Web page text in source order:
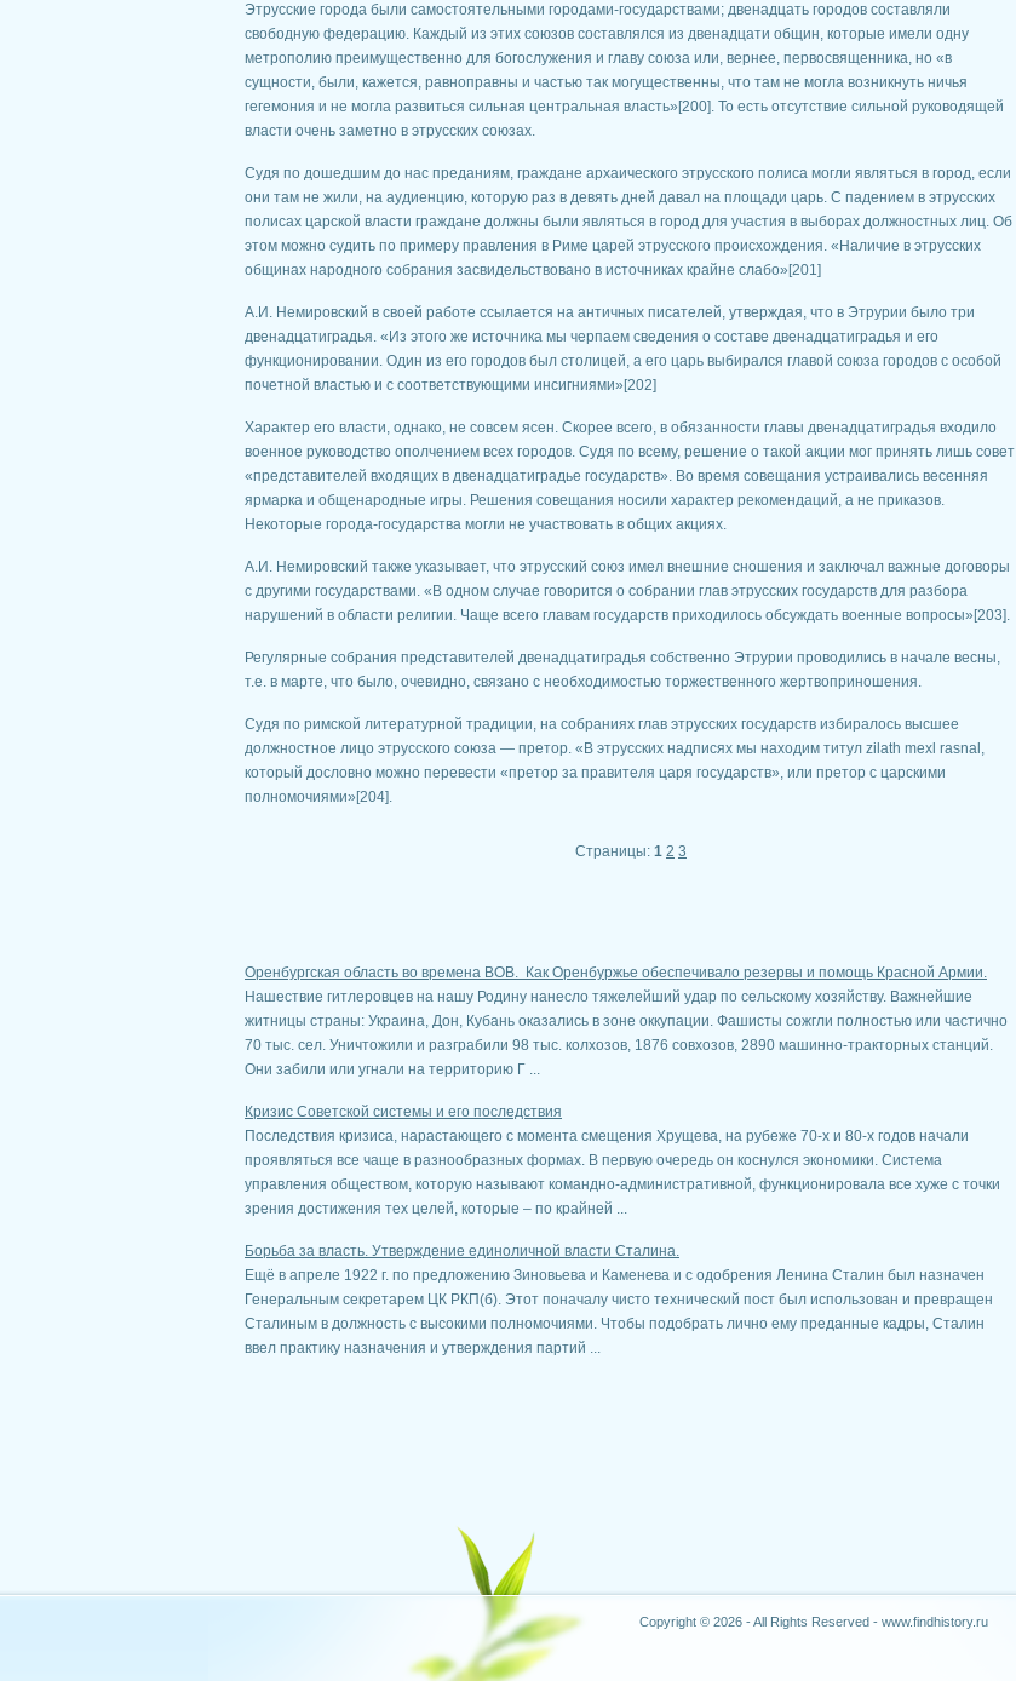
Этрусские города были самостоятельными городами-государствами; двенадцать городов составляли
свободную федерацию. Каждый из этих союзов составлялся из двенадцати общин, которые имели одну
метрополию преимущественно для богослужения и главу союза или, вернее, первосвященника, но «в
сущности, были, кажется, равноправны и частью так могущественны, что там не могла возникнуть ничья
гегемония и не могла развиться сильная центральная власть»[200]. То есть отсутствие сильной руководящей
власти очень заметно в этрусских союзах.
Судя по дошедшим до нас преданиям, граждане архаического этрусского полиса могли являться в город, если
они там не жили, на аудиенцию, которую раз в девять дней давал на площади царь. С падением в этрусских
полисах царской власти граждане должны были являться в город для участия в выборах должностных лиц. Об
этом можно судить по примеру правления в Риме царей этрусского происхождения. «Наличие в этрусских
общинах народного собрания засвидельствовано в источниках крайне слабо»[201]
А.И. Немировский в своей работе ссылается на античных писателей, утверждая, что в Этрурии было три
двенадцатиградья. «Из этого же источника мы черпаем сведения о составе двенадцатиградья и его
функционировании. Один из его городов был столицей, а его царь выбирался главой союза городов с особой
почетной властью и с соответствующими инсигниями»[202]
Характер его власти, однако, не совсем ясен. Скорее всего, в обязанности главы двенадцатиградья входило
военное руководство ополчением всех городов. Судя по всему, решение о такой акции мог принять лишь совет
«представителей входящих в двенадцатиградье государств». Во время совещания устраивались весенняя
ярмарка и общенародные игры. Решения совещания носили характер рекомендаций, а не приказов.
Некоторые города-государства могли не участвовать в общих акциях.
А.И. Немировский также указывает, что этрусский союз имел внешние сношения и заключал важные договоры
с другими государствами. «В одном случае говорится о собрании глав этрусских государств для разбора
нарушений в области религии. Чаще всего главам государств приходилось обсуждать военные вопросы»[203].
Регулярные собрания представителей двенадцатиградья собственно Этрурии проводились в начале весны,
т.е. в марте, что было, очевидно, связано с необходимостью торжественного жертвоприношения.
Судя по римской литературной традиции, на собраниях глав этрусских государств избиралось высшее
должностное лицо этрусского союза — претор. «В этрусских надписях мы находим титул zilath mexl rasnal,
который дословно можно перевести «претор за правителя царя государств», или претор с царскими
полномочиями»[204].
Страницы: 1 2 3
Оренбургская область во времена ВОВ. Как Оренбуржье обеспечивало резервы и помощь Красной Армии.
Нашествие гитлеровцев на нашу Родину нанесло тяжелейший удар по сельскому хозяйству. Важнейшие
житницы страны: Украина, Дон, Кубань оказались в зоне оккупации. Фашисты сожгли полностью или частично
70 тыс. сел. Уничтожили и разграбили 98 тыс. колхозов, 1876 совхозов, 2890 машинно-тракторных станций.
Они забили или угнали на территорию Г ...
Кризис Советской системы и его последствия
Последствия кризиса, нарастающего с момента смещения Хрущева, на рубеже 70-х и 80-х годов начали
проявляться все чаще в разнообразных формах. В первую очередь он коснулся экономики. Система
управления обществом, которую называют командно-административной, функционировала все хуже с точки
зрения достижения тех целей, которые – по крайней ...
Борьба за власть. Утверждение единоличной власти Сталина.
Ещё в апреле 1922 г. по предложению Зиновьева и Каменева и с одобрения Ленина Сталин был назначен
Генеральным секретарем ЦК РКП(б). Этот поначалу чисто технический пост был использован и превращен
Сталиным в должность с высокими полномочиями. Чтобы подобрать лично ему преданные кадры, Сталин
ввел практику назначения и утверждения партий ...
Copyright © 2026 - All Rights Reserved - www.findhistory.ru